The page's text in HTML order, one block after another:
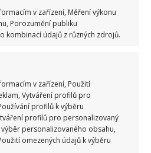
v zařízení, Měření výkonu
Porozumění publiku
kombinací údajů z různých zdrojů.
v zařízení, Použití
Vytváření profilů pro
profilů k výběru
profilů pro personalizovaný
personalizovaného obsahu,
omezených údajů k výběru